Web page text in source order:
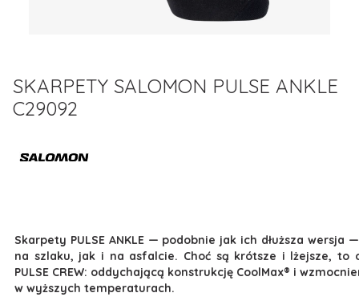
SKARPETY SALOMON PULSE ANKLE
C29092
Skarpety PULSE ANKLE — podobnie jak ich dłuższa
na szlaku, jak i na asfalcie. Choć są krótsze i lżejsze,
PULSE CREW: oddychającą konstrukcję CoolMax® i
w wyższych temperaturach.